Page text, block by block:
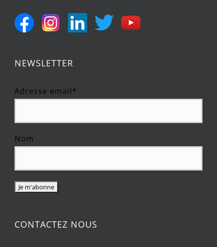
NEWSLETTER
Adresse email*
Nom
CONTACTEZ NOUS